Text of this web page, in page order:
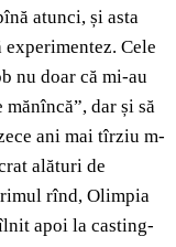
atunci, și asta
Cele
nu doar că mi-au
dar și să
ani mai tîrziu m-
alături de
rînd, Olimpia
apoi la casting-